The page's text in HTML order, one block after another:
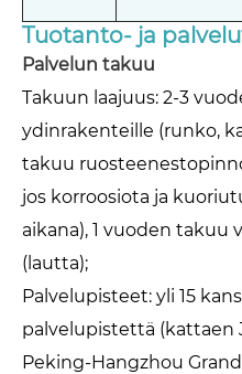
Tuotanto- ja
Palvelun takuu
Takuun laajuus: 2-3
ydinrakenteille (runko,
takuu
jos korroosiota ja
aikana), 1 vuoden takuu
(lautta);
Palvelupisteet: yli 15
palvelupistettä (kattaen
Peking-Hangzhou